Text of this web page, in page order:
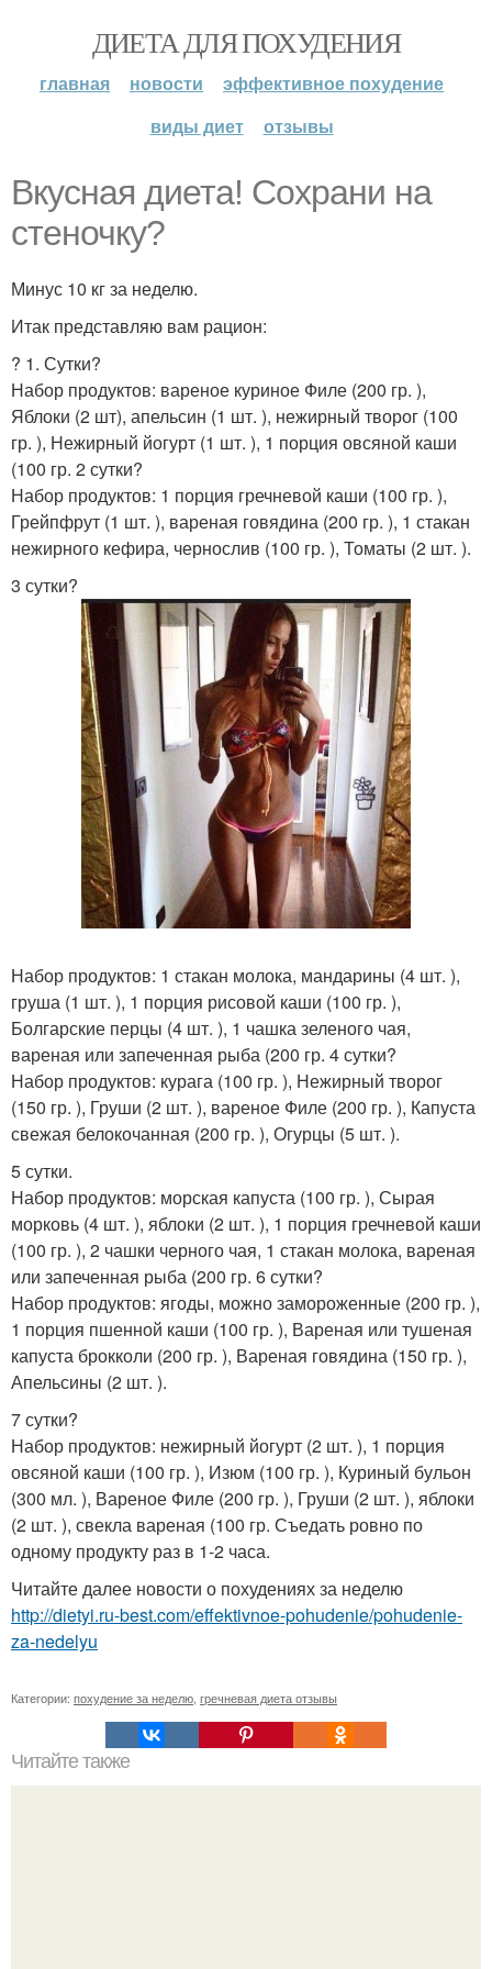
ДИЕТА ДЛЯ ПОХУДЕНИЯ
главная новости
эффективное похудение
виды диет
отзывы
Вкусная диета! Сохрани на
стеночку?
Минус 10 кг за неделю.
Итак представляю вам рацион:
? 1. Сутки?
Набор продуктов: вареное куриное Филе (200 гр. ),
Яблоки (2 шт), апельсин (1 шт. ), нежирный творог (100
гр. ), Нежирный йогурт (1 шт. ), 1 порция овсяной каши
(100 гр. 2 сутки?
Набор продуктов: 1 порция гречневой каши (100 гр. ),
Грейпфрут (1 шт. ), вареная говядина (200 гр. ), 1 стакан
нежирного кефира, чернослив (100 гр. ), Томаты (2 шт. ).
3 сутки?
Набор продуктов: 1 стакан молока, мандарины (4 шт. ),
груша (1 шт. ), 1 порция рисовой каши (100 гр. ),
Болгарские перцы (4 шт. ), 1 чашка зеленого чая,
вареная или запеченная рыба (200 гр. 4 сутки?
Набор продуктов: курага (100 гр. ), Нежирный творог
(150 гр. ), Груши (2 шт. ), вареное Филе (200 гр. ), Капуста
свежая белокочанная (200 гр. ), Огурцы (5 шт. ).
5 сутки.
Набор продуктов: морская капуста (100 гр. ), Сырая
морковь (4 шт. ), яблоки (2 шт. ), 1 порция гречневой каши
(100 гр. ), 2 чашки черного чая, 1 стакан молока, вареная
или запеченная рыба (200 гр. 6 сутки?
Набор продуктов: ягоды, можно замороженные (200 гр. ),
1 порция пшенной каши (100 гр. ), Вареная или тушеная
капуста брокколи (200 гр. ), Вареная говядина (150 гр. ),
Апельсины (2 шт. ).
7 сутки?
Набор продуктов: нежирный йогурт (2 шт. ), 1 порция
овсяной каши (100 гр. ), Изюм (100 гр. ), Куриный бульон
(300 мл. ), Вареное Филе (200 гр. ), Груши (2 шт. ), яблоки
(2 шт. ), свекла вареная (100 гр. Съедать ровно по
одному продукту раз в 1-2 часа.
Читайте далее новости о похудениях за неделю
http://dietyi.ru-best.com/effektivnoe-pohudenie/pohudenie-
za-nedelyu
Категории: похудение за неделю гречневая диета отзывы
Читайте также